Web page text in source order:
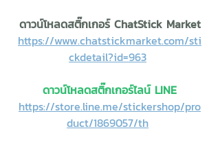
ดาวน์โหลดสติ๊กเกอร์ ChatStick Market
https://www.chatstickmarket.com/sti
ckdetail?id=963
ดาวน์โหลดสติ๊กเกอร์ไลน์ LINE
https://store.line.me/stickershop/pro
duct/1869057/th